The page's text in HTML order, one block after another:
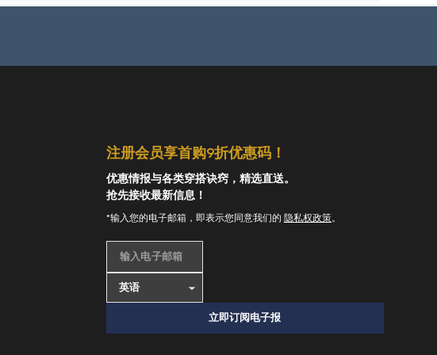
注册会员享首购9折优惠码！
优惠情报与各类穿搭诀窍，精选直送。
抢先接收最新信息！
*输入您的电子邮箱，即表示您同意我们的 隐私权政策。
输入电子邮箱
立即订阅电子报